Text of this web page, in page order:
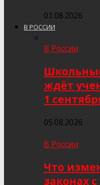
01.08.2026
В РОССИИ
В России
ждёт
1
05.08.2026
В России
Что
законах